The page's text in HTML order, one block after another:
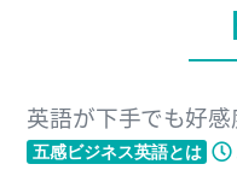
英語が下手でも好感
五感ビジネス英語とは